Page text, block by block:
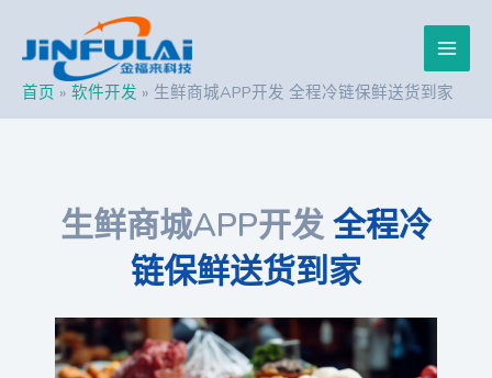
Main
首页 软件开发 生鲜商城APP开发 全程冷链保鲜送货到家
生鲜商城APP开发全程冷
链保鲜送货到家
navigation